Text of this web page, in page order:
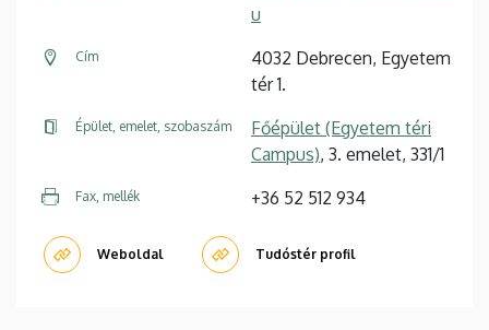
u
Cím
4032 Debrecen, Egyetem
tér 1.
Épület, emelet, szobaszám
Főépület (Egyetem téri
Campus), 3. emelet, 331/1
Fax, mellék +36 52 512 934
Weboldal Tudóstér profil